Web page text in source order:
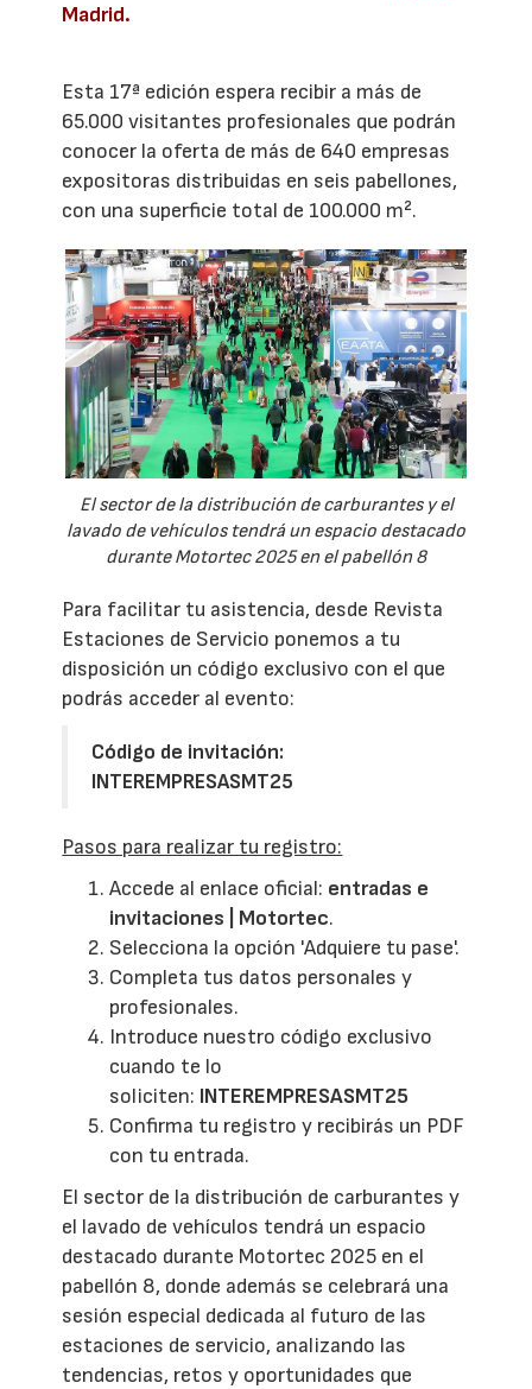
Madrid.
Esta 17ª edición espera recibir a más de
65.000 visitantes profesionales que podrán
conocer la oferta de más de 640 empresas
expositoras distribuidas en seis pabellones,
con una superficie total de 100.000 m².
El sector de la distribución de carburantes y el
lavado de vehículos tendrá un espacio destacado
durante Motortec 2025 en el pabellón 8
Para facilitar tu asistencia, desde Revista
Estaciones de Servicio ponemos a tu
disposición un código exclusivo con el que
podrás acceder al evento:
Código de invitación:
INTEREMPRESASMT25
Pasos para realizar tu registro:
Accede al enlace oficial: entradas e
invitaciones | Motortec.
Selecciona la opción 'Adquiere tu pase'.
Completa tus datos personales y
profesionales.
Introduce nuestro código exclusivo
cuando te lo
soliciten: INTEREMPRESASMT25
Confirma tu registro y recibirás un PDF
con tu entrada.
El sector de la distribución de carburantes y
el lavado de vehículos tendrá un espacio
destacado durante Motortec 2025 en el
pabellón 8, donde además se celebrará una
sesión especial dedicada al futuro de las
estaciones de servicio, analizando las
tendencias, retos y oportunidades que